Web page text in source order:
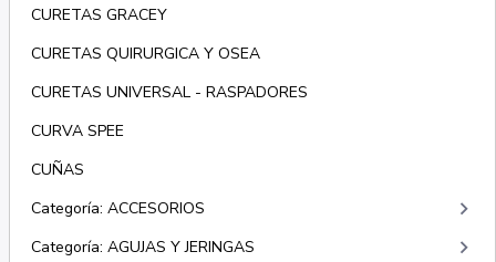
CURETAS GRACEY
CURETAS QUIRURGICA Y OSEA
CURETAS UNIVERSAL - RASPADORES
CURVA SPEE
CUÑAS
Categoría: ACCESORIOS
keyboard_arrow_right
Categoría: AGUJAS Y JERINGAS keyboard_arrow_right